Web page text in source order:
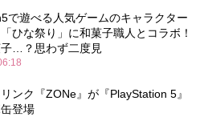
で遊べる人気ゲームのキャラクター
ひな祭り」に和菓子職人とコラボ！
…？思わず二度見
ンク『ZONe』が『PlayStation 5』
登場